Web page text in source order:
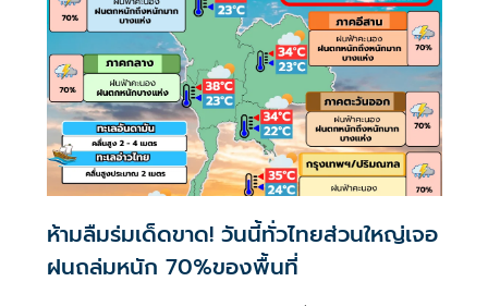
ห้ามลืมร่มเด็ดขาด! วันนี้ทั่วไทยส่วนใหญ่เจอ
ฝนถล่มหนัก 70%ของพื้นที่